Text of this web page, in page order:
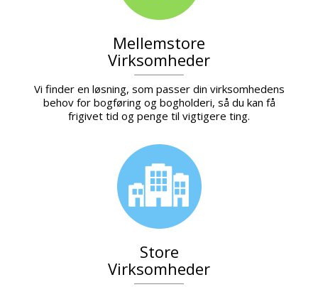
Mellemstore
Virksomheder
Vi finder en løsning, som passer din virksomhedens
behov for bogføring og bogholderi, så du kan få
frigivet tid og penge til vigtigere ting.
Store
Virksomheder